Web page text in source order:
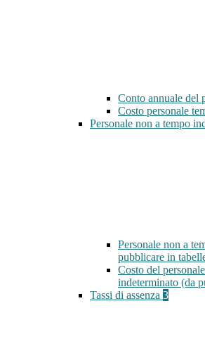
Conto annuale del
Costo personale
Personale non a tempo
Personale non a
pubblicare in
Costo del
indeterminato (da
Tassi di assenza 3